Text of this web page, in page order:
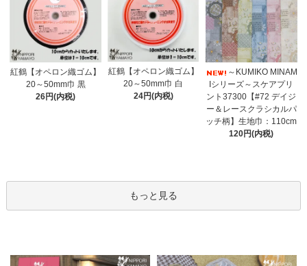
紅鶴【オペロン織ゴム】
20～50mm巾 黒
26円(内税)
紅鶴【オペロン織ゴム】
20～50mm巾 白
24円(内税)
～KUMIKO MINAM
Iシリーズ～スケアプリ
ント37300【#72 デイジ
ー＆レースクラシカルパ
ッチ柄】生地巾：110cm
120円(内税)
もっと見る